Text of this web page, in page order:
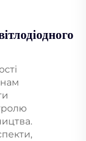
нам